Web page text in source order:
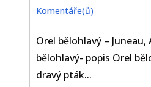
Komentáře(ů)
Orel bělohlavý – Juneau,
bělohlavý- popis Orel
dravý pták...